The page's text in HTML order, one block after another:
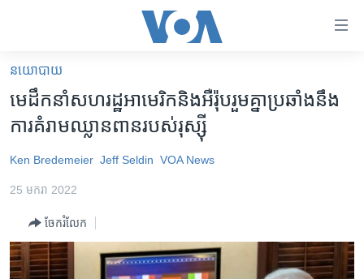
គេហទំព័រ​
ទាក់ទង
និង​
ទំព័រ​
ម្តង
រំលង​
កម្ពុជា
អន្តរជាតិ
កម្ពុជាច្នៃប្រតិដ្ឋ
ព្រឹត្តិការណ៍ព័ត៌មាន
នយោបាយ
មេដឹកនាំ​សហរដ្ឋ​អាមេរិក​និង​អឺរ៉ុប​រួម​គ្នា​ប្រឆាំង​នឹង​
ការ​គំរាម​ឈ្លានពាន​របស់​រុស្ស៊ី
Ken Bredemeier Jeff Seldin VOA News
25 មករា 2022
ចែករំលែក